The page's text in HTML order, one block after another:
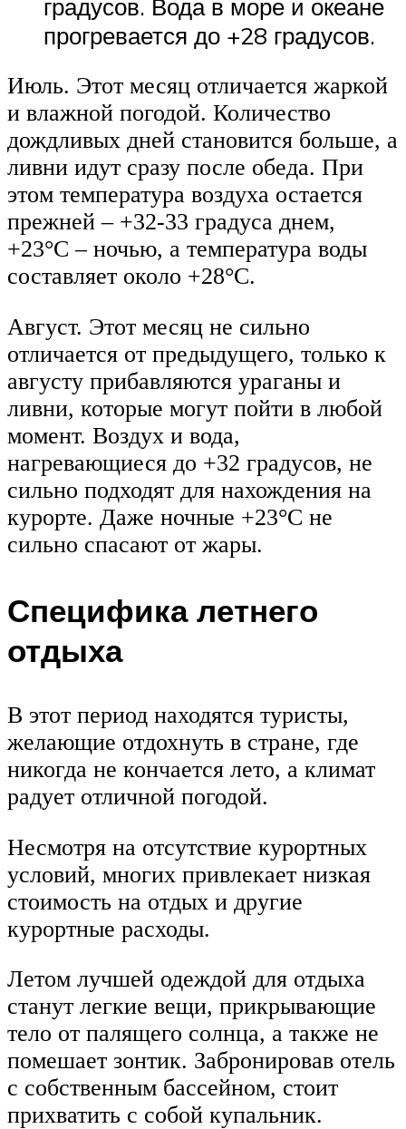
градусов. Вода в море и океане
прогревается до +28 градусов.
Июль. Этот месяц отличается жаркой
и влажной погодой. Количество
дождливых дней становится больше, а
ливни идут сразу после обеда. При
этом температура воздуха остается
прежней – +32-33 градуса днем,
+23°C – ночью, а температура воды
составляет около +28°C.
Август. Этот месяц не сильно
отличается от предыдущего, только к
августу прибавляются ураганы и
ливни, которые могут пойти в любой
момент. Воздух и вода,
нагревающиеся до +32 градусов, не
сильно подходят для нахождения на
курорте. Даже ночные +23°C не
сильно спасают от жары.
Специфика летнего
отдыха
В этот период находятся туристы,
желающие отдохнуть в стране, где
никогда не кончается лето, а климат
радует отличной погодой.
Несмотря на отсутствие курортных
условий, многих привлекает низкая
стоимость на отдых и другие
курортные расходы.
Летом лучшей одеждой для отдыха
станут легкие вещи, прикрывающие
тело от палящего солнца, а также не
помешает зонтик. Забронировав отель
с собственным бассейном, стоит
прихватить с собой купальник.